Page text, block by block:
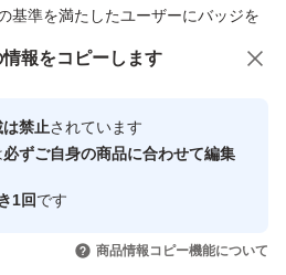
基準を満たしたユーザーにバッジを
心・安全なユーザーです
引を完了させた実績があります
報をコピーします
禁止されています
必ずご自身の商品に合わせて編集
1回です
商品情報コピー機能について
ススメ